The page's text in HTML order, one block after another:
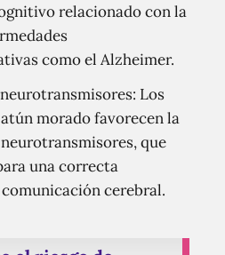
relacionado con la
como el Alzheimer.
neurotransmisores: Los
morado favorecen la
que
una correcta
cerebral.